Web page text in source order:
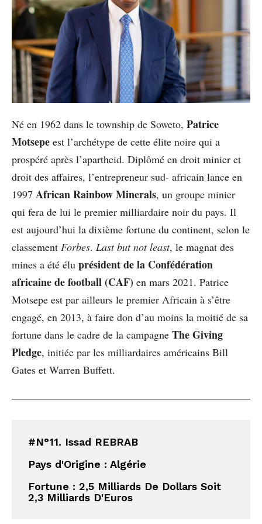
Né en 1962 dans le township de Soweto, Patrice
Motsepe est l’archétype de cette élite noire qui a
prospéré après l’apartheid. Diplômé en droit minier et
droit des affaires, l’entrepreneur sud- africain lance en
1997 African Rainbow Minerals, un groupe minier
qui fera de lui le premier milliardaire noir du pays. Il
est aujourd’hui la dixième fortune du continent, selon le
classement Forbes. Last but not least, le magnat des
mines a été élu président de la Confédération
africaine de football (CAF) en mars 2021. Patrice
Motsepe est par ailleurs le premier Africain à s’être
engagé, en 2013, à faire don d’au moins la moitié de sa
fortune dans le cadre de la campagne The Giving
Pledge, initiée par les milliardaires américains Bill
Gates et Warren Buffett.
#N°11. Issad REBRAB
Pays d'Origine : Algérie
Fortune : 2,5 Milliards De Dollars Soit
2,3 Milliards D'Euros